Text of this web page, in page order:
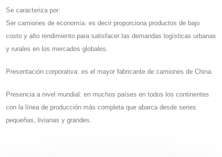
Se caracteriza por:
Ser camiones de economía: es decir proporciona productos de bajo
costo y alto rendimiento para satisfacer las demandas logísticas urbanas
y rurales en los mercados globales.
Presentación corporativa: es el mayor fabricante de camiones de China.
Presencia a nivel mundial: en muchos países en todos los continentes
con la línea de producción más completa que abarca desde series
pequeñas, livianas y grandes.